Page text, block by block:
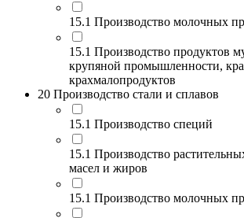
15.1 Производство молочных
15.1 Производство продуктов
крупяной промышленности,
крахмалопродуктов
20 Производство стали и сплавов
15.1 Производство специй
15.1 Производство
масел и жиров
15.1 Производство молочных